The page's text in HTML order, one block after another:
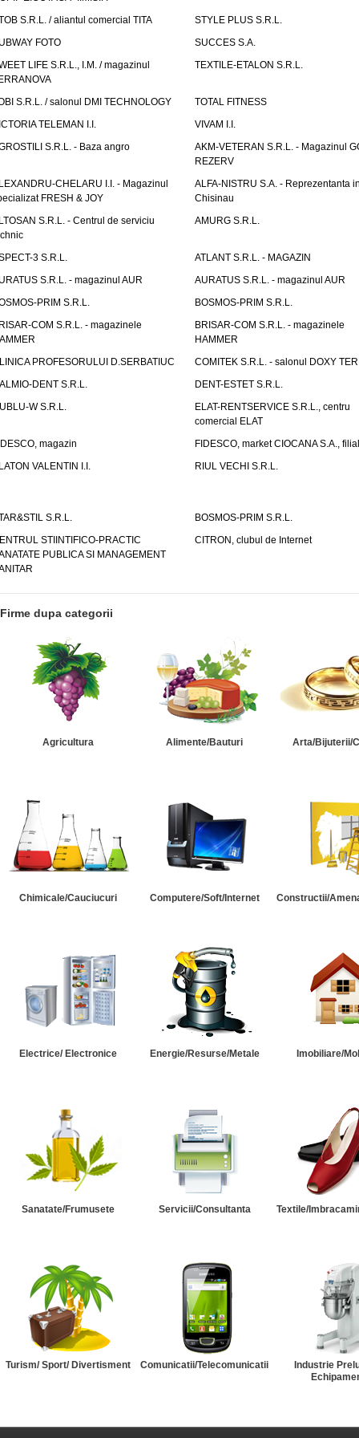
S.R.L. / aliantul comercial TITA
STYLE PLUS S.R.L.
FOTO
SUCCES S.A.
LIFE S.R.L., I.M. / magazinul
TEXTILE-ETALON S.R.L.
S.R.L. / salonul DMI TECHNOLOGY
TOTAL FITNESS
TELEMAN I.I.
VIVAM I.I.
S.R.L. - Baza angro
AKM-VETERAN S.R.L. - Magazinul
REZERV
CHELARU I.I. - Magazinul
FRESH & JOY
ALFA-NISTRU S.A. - Reprezentanta
Chisinau
S.R.L. - Centrul de serviciu
AMURG S.R.L.
3 S.R.L.
ATLANT S.R.L. - MAGAZIN
S.R.L. - magazinul AUR
AURATUS S.R.L. - magazinul AUR
PRIM S.R.L.
BOSMOS-PRIM S.R.L.
COM S.R.L. - magazinele
BRISAR-COM S.R.L. - magazinele
HAMMER
PROFESORULUI D.SERBATIUC
COMITEK S.R.L. - salonul DOXY
DENT S.R.L.
DENT-ESTET S.R.L.
W S.R.L.
ELAT-RENTSERVICE S.R.L., centru
comercial ELAT
magazin
FIDESCO, market CIOCANA S.A.,
VALENTIN I.I.
RIUL VECHI S.R.L.
S.R.L.
BOSMOS-PRIM S.R.L.
STIINTIFICO-PRACTIC
PUBLICA SI MANAGEMENT
CITRON, clubul de Internet
Firme dupa categorii
Agricultura Alimente/Bauturi Arta/Bijuterii/
Chimicale/Cauciucuri Computere/Soft/Internet Constructii/
Electrice/ Electronice Energie/Resurse/Metale Imobiliare/
Sanatate/Frumusete Servicii/Consultanta Textile/
Turism/ Sport/ Divertisment Comunicatii/Telecomunicatii
Industrie